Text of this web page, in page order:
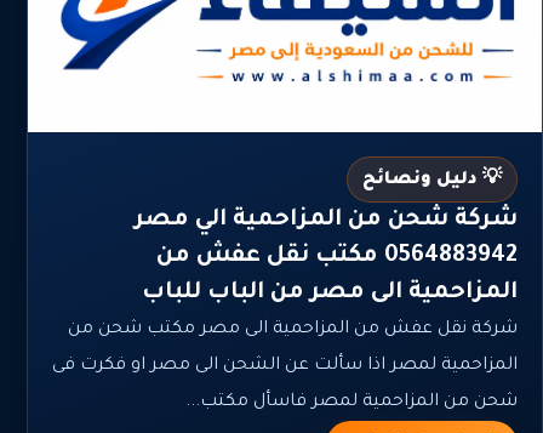
💡 دليل ونصائح
شركة شحن من المزاحمية الي مصر
0564883942 مكتب نقل عفش من
المزاحمية الى مصر من الباب للباب
شركة نقل عفش من المزاحمية الى مصر مكتب شحن من
المزاحمية لمصر اذا سألت عن الشحن الى مصر او فكرت فى
شحن من المزاحمية لمصر فاسأل مكتب...